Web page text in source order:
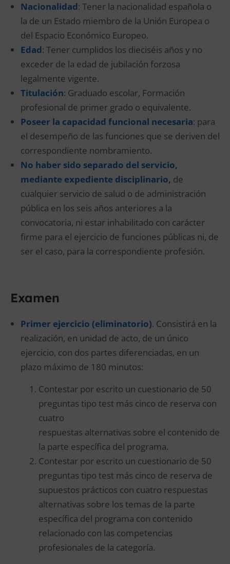
Nacionalidad: Tener la nacionalidad española o
la de un Estado miembro de la Unión Europea o
del Espacio Económico Europeo.
Edad: Tener cumplidos los dieciséis años y no
exceder de la edad de jubilación forzosa
legalmente vigente.
Titulación: Graduado escolar, Formación
profesional de primer grado o equivalente.
Poseer la capacidad funcional necesaria: para
el desempeño de las funciones que se deriven del
correspondiente nombramiento.
No haber sido separado del servicio,
mediante expediente disciplinario, de
cualquier servicio de salud o de administración
pública en los seis años anteriores a la
convocatoria, ni estar inhabilitado con carácter
firme para el ejercicio de funciones públicas ni, de
ser el caso, para la correspondiente profesión.
Examen
Primer ejercicio (eliminatorio). Consistirá en la
realización, en unidad de acto, de un único
ejercicio, con dos partes diferenciadas, en un
plazo máximo de 180 minutos:
Contestar por escrito un cuestionario de 50
preguntas tipo test más cinco de reserva con
cuatro
respuestas alternativas sobre el contenido de
la parte específica del programa.
Contestar por escrito un cuestionario de 50
preguntas tipo test más cinco de reserva de
supuestos prácticos con cuatro respuestas
alternativas sobre los temas de la parte
específica del programa con contenido
relacionado con las competencias
profesionales de la categoría.